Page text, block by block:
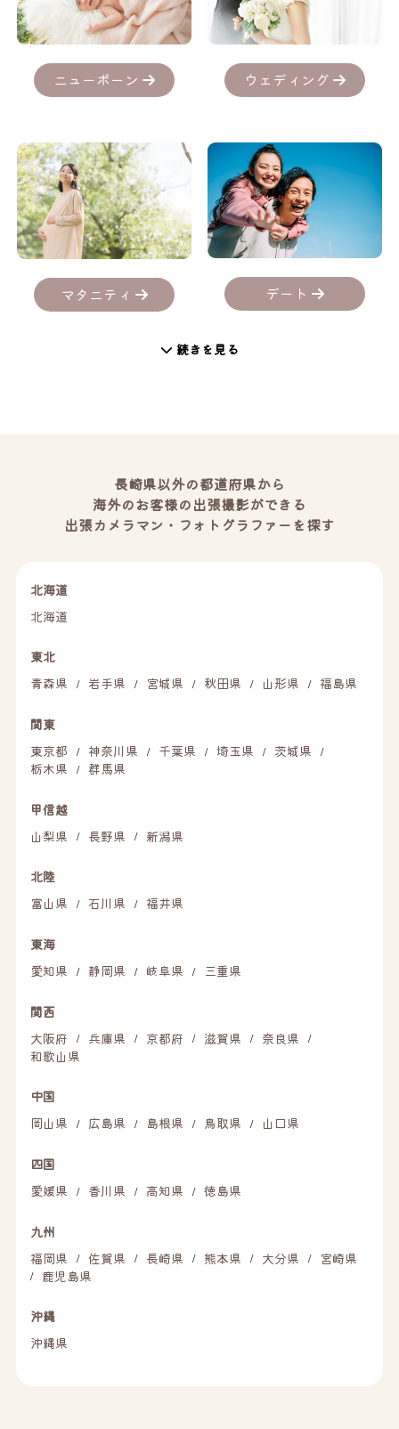
ニューボーン ウェディング
マタニティ デート
続きを見る
長崎県以外の都道府県から
海外のお客様の出張撮影ができる
出張カメラマン・フォトグラファーを探す
北海道
北海道
東北
青森県
/ 岩手県 / 宮城県 / 秋田県 / 山形県 / 福島県
関東
東京都
/ 神奈川県 / 千葉県 / 埼玉県 / 茨城県 /
栃木県 / 群馬県
甲信越
山梨県
/ 長野県 / 新潟県
北陸
富山県
/ 石川県 / 福井県
東海
愛知県
/ 静岡県 / 岐阜県 / 三重県
関西
大阪府
/ 兵庫県 / 京都府 / 滋賀県 / 奈良県 /
和歌山県
中国
岡山県
/ 広島県 / 島根県 / 鳥取県 / 山口県
四国
愛媛県
/ 香川県 / 高知県 / 徳島県
九州
福岡県
/ 佐賀県 / 長崎県 / 熊本県 / 大分県 / 宮崎県
/ 鹿児島県
沖縄
沖縄県